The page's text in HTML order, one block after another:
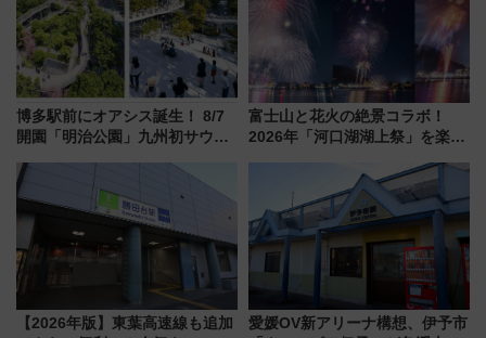
博多駅前にオアシス誕生！ 8/7
開園「明治公園」九州初サウナ
品グルメ登場で駅前の過ごし方
はどう変わる？
富士山と花火の絶景コラボ！
2026年「河口湖湖上祭」を楽し
【2026年版】東葉高速線も追加
愛媛OV新アリーナ構想、伊予市